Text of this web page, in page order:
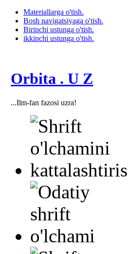
Materiallarga o'tish.
Bosh navigatsiyaga o'tish.
Birinchi ustunga o'tish.
ikkinchi ustunga o'tish.
Orbita . U Z
...Ilm-fan fazosi uzra!